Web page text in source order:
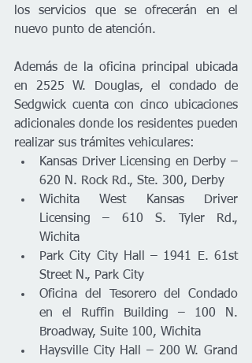
los servicios que se ofrecerán en el
nuevo punto de atención.
Además de la oficina principal ubicada
en 2525 W. Douglas, el condado de
Sedgwick cuenta con cinco ubicaciones
adicionales donde los residentes pueden
realizar sus trámites vehiculares:
Kansas Driver Licensing en Derby –
620 N. Rock Rd., Ste. 300, Derby
Wichita West Kansas Driver
Licensing – 610 S. Tyler Rd.,
Wichita
Park City City Hall – 1941 E. 61st
Street N., Park City
Oficina del Tesorero del Condado
en el Ruffin Building – 100 N.
Broadway, Suite 100, Wichita
Haysville City Hall – 200 W. Grand